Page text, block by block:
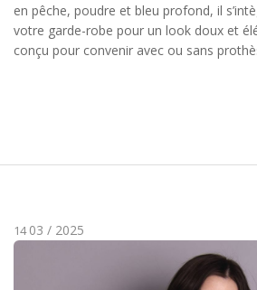
en pêche, poudre et bleu profond, il
votre garde-robe pour un look doux et
conçu pour convenir avec ou sans
1403 / 2025